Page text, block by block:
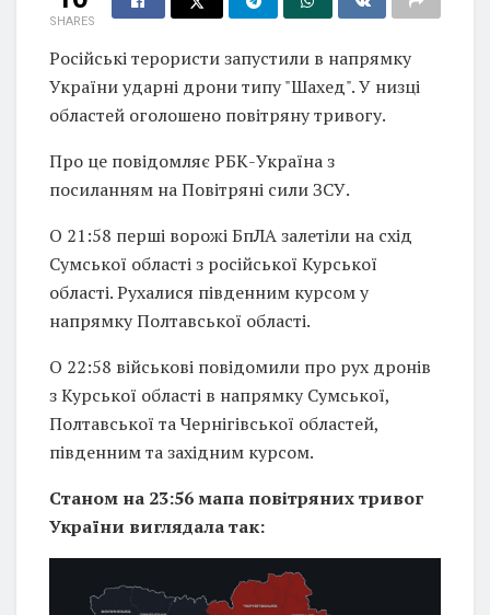
SHARES
Російські терористи запустили в напрямку
України ударні дрони типу "Шахед". У низці
областей оголошено повітряну тривогу.
Про це повідомляє РБК-Україна з
посиланням на Повітряні сили ЗСУ.
О 21:58 перші ворожі БпЛА залетіли на схід
Сумської області з російської Курської
області. Рухалися південним курсом у
напрямку Полтавської області.
О 22:58 військові повідомили про рух дронів
з Курської області в напрямку Сумської,
Полтавської та Чернігівської областей,
південним та західним курсом.
Станом на 23:56 мапа повітряних тривог
України виглядала так: